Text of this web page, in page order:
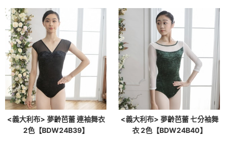
<義大利布> 夢齡芭蕾 連袖舞衣
2色【BDW24B39】
<義大利布> 夢齡芭蕾 七分袖舞
衣 2色【BDW24B40】